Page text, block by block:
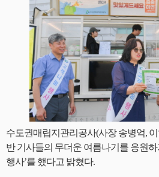
수도권매립지관리공사(사장 송병억,
반 기사들의 무더운 여름나기를 응원
행사’를 했다고 밝혔다.